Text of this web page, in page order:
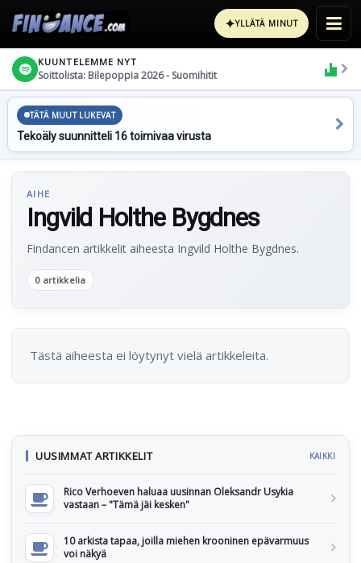
✦YLLÄTÄ MINUT
KUUNTELEMME NYT
Soittolista: Bilepoppia 2026 - Suomihitit
TÄTÄ MUUT LUKEVAT
Tekoäly suunnitteli 16 toimivaa virusta
AIHE
Ingvild Holthe Bygdnes
Findancen artikkelit aiheesta Ingvild Holthe Bygdnes.
0 artikkelia
Tästä aiheesta ei löytynyt vielä artikkeleita.
UUSIMMAT ARTIKKELIT KAIKKI
Rico Verhoeven haluaa uusinnan Oleksandr Usykia
vastaan – "Tämä jäi kesken"
10 arkista tapaa, joilla miehen krooninen epävarmuus
voi näkyä